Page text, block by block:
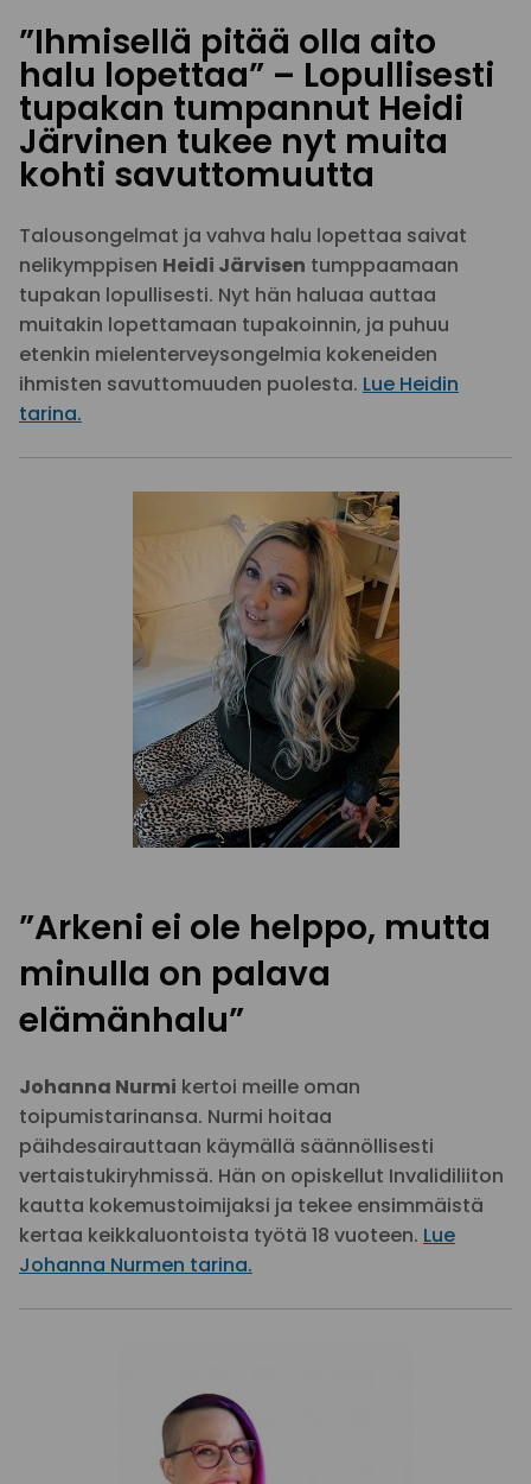
”Ihmisellä pitää olla aito
halu lopettaa” – Lopullisesti
tupakan tumpannut Heidi
Järvinen tukee nyt muita
kohti savuttomuutta
Talousongelmat ja vahva halu lopettaa saivat
nelikymppisen Heidi Järvisen tumppaamaan
tupakan lopullisesti. Nyt hän haluaa auttaa
muitakin lopettamaan tupakoinnin, ja puhuu
etenkin mielenterveysongelmia kokeneiden
ihmisten savuttomuuden puolesta. Lue Heidin
tarina.
”Arkeni ei ole helppo, mutta
minulla on palava
elämänhalu”
Johanna Nurmi kertoi meille oman
toipumistarinansa. Nurmi hoitaa
päihdesairauttaan käymällä säännöllisesti
vertaistukiryhmissä. Hän on opiskellut Invalidiliiton
kautta kokemustoimijaksi ja tekee ensimmäistä
kertaa keikkaluontoista työtä 18 vuoteen. Lue
Johanna Nurmen tarina.